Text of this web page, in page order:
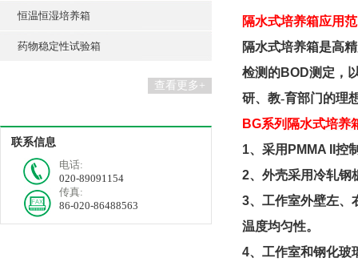
恒温恒湿培养箱
药物稳定性试验箱
查看更多+
联系信息
电话:
020-89091154
传真:
86-020-86488563
隔水式培养箱应用
隔水式培养箱是高
检测的BOD测定，
研、教-育部门的理
BG系列 隔水式培养
1、 采用 PMMA II 控
2、 外壳采用冷轧钢
3、 工作室外壁左、
温度均匀性。
4、 工作室和钢化玻